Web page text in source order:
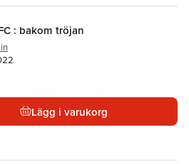
: bakom tröjan
Lägg i varukorg